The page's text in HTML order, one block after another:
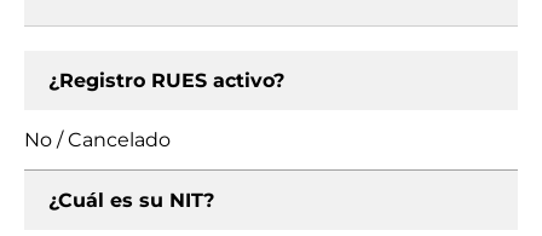
¿Registro RUES activo?
No / Cancelado
¿Cuál es su NIT?